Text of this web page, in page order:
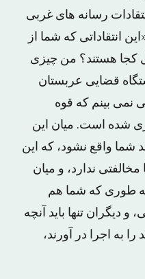
رسانه های غربی
انتقاداتی که شما از
کجا هستند؟ من چیزی
قضایی عربستان
نمی بینم که قوه
شده است. میان این
واقع نشود، که این
ندارد، و میان
طوری که شما هم
دیگران تنها باید آنچه
را به اجرا در آورند،